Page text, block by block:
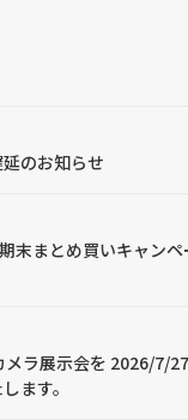
のお知らせ
末まとめ買いキャン
メラ展示会を 2026/7/
ます。